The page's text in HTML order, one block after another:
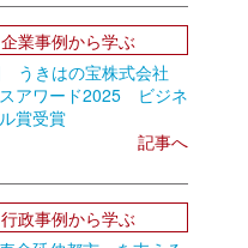
企業事例から学ぶ
うきはの宝株式会社
アワード2025 ビジネ
賞受賞
記事へ
行政事例から学ぶ